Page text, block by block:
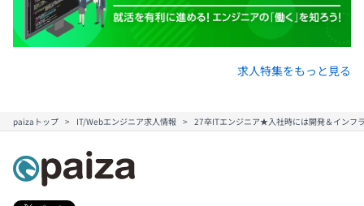
男性0人/0人
女性1人/1人
役員及び管理的地位にある者に占める女性の割合
求人特集をもっと見る
paizaトップ IT/Webエンジニア求人情報 27卒ITエンジニア★入社時には開発＆インフ